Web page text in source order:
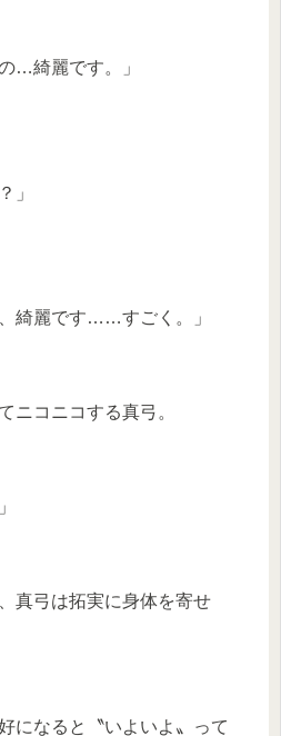
綺麗です。」
」
綺麗です……すごく。」
ニコニコする真弓。
真弓は拓実に身体を寄せ
になると〝いよいよ〟って